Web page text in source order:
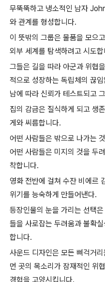
무뚝뚝하고 냉소적인 남자
와 관계를 형성합니다.
이 뜻밖의 그룹은 물품을 모으
외부 세계를 탐색하려고 시도합
그들은 길을 따라 아군과 위협
적으로 성장하는 독립체의 끊
남에 따라 신뢰가 테스트되고
집의 감금은 질식하게 되고 생
게와 씨름합니다.
어떤 사람들은 밖으로 나가는
어떤 사람들은 미지의 것을 두
착합니다.
영화 전반에 걸쳐 수잔 비에르
위기를 능숙하게 만들어낸다.
등장인물의 눈을 가리는 선택
들을 사로잡는 두려움과 불확
합니다.
사운드 디자인은 모든 삐걱거
먼 곳의 목소리가 잠재적인 위
경험을 고양시킵니다.